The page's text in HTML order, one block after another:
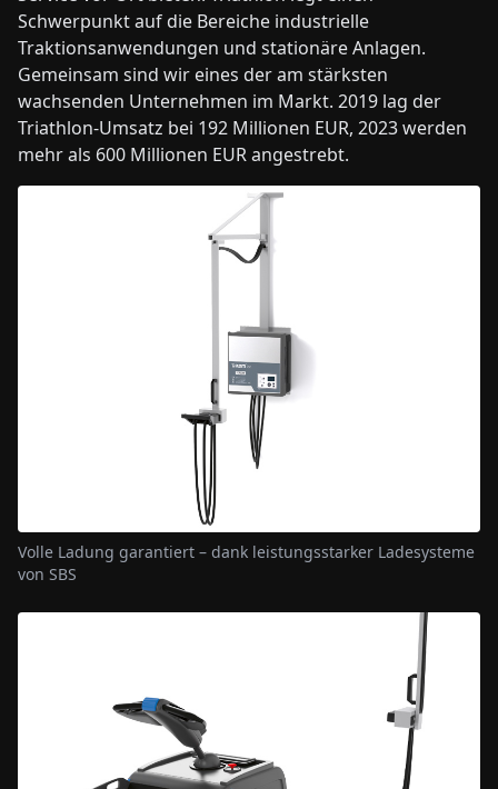
Schwerpunkt auf die Bereiche industrielle
Traktionsanwendungen und stationäre Anlagen.
Gemeinsam sind wir eines der am stärksten
wachsenden Unternehmen im Markt. 2019 lag der
Triathlon-Umsatz bei 192 Millionen EUR, 2023 werden
mehr als 600 Millionen EUR angestrebt.
Volle Ladung garantiert – dank leistungsstarker Ladesysteme
von SBS